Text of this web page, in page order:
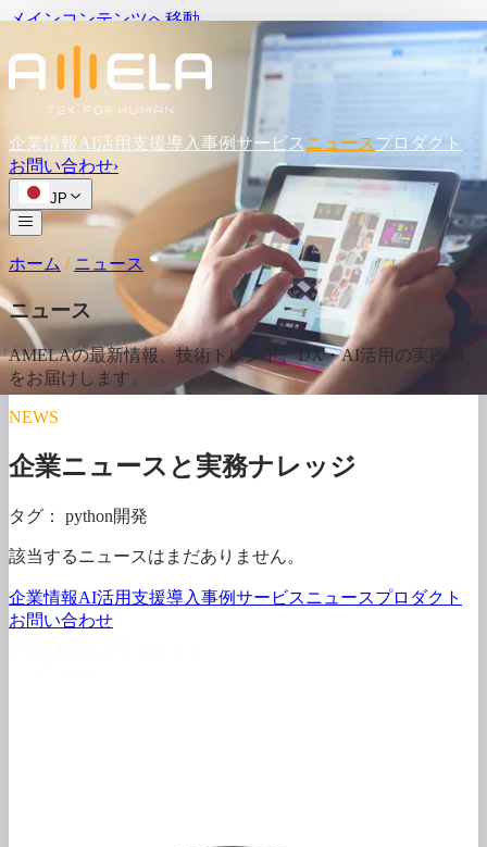
メインコンテンツへ移動
企業情報 AI活用支援導入事例 サービス ニュースプロダクト
お問い合わせ›
JP
ホーム / ニュース
ニュース
AMELAの最新情報、技術トレンド、DX・AI活用の実践知
をお届けします。
NEWS
企業ニュースと実務ナレッジ
タグ： python開発
該当するニュースは まだありません。
企業情報AI活用支援導入事例サービスニュースプロダクト
お問い合わせ